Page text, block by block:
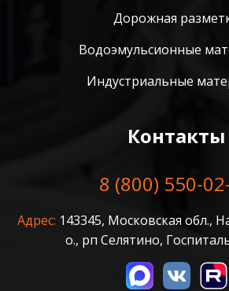
Дорожная
Водоэмульсионные
Индустриальные
Контакты
8 (800) 550-
Адрес: 143345, Московская обл.,
о., рп Селятино,